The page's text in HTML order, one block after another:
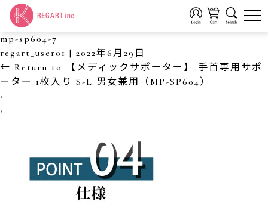
mp-sp604-7
regart_user01 | 2022年6月29日
← Return to 【メディックサポーター】 手首専用サポ
ーター 1枚入り S-L 男女兼用（MP-SP604）
‹
›